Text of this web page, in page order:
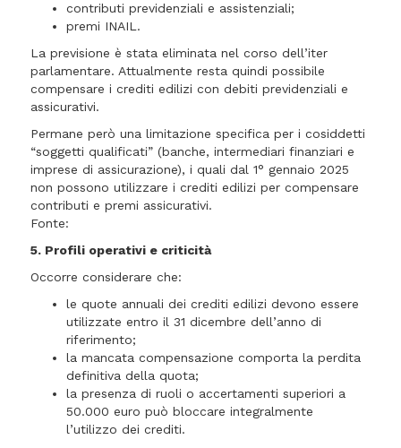
contributi previdenziali e assistenziali;
premi INAIL.
La previsione è stata eliminata nel corso dell’iter
parlamentare. Attualmente resta quindi possibile
compensare i crediti edilizi con debiti previdenziali e
assicurativi.
Permane però una limitazione specifica per i cosiddetti
“soggetti qualificati” (banche, intermediari finanziari e
imprese di assicurazione), i quali dal 1° gennaio 2025
non possono utilizzare i crediti edilizi per compensare
contributi e premi assicurativi.
Fonte:
5. Profili operativi e criticità
Occorre considerare che:
le quote annuali dei crediti edilizi devono essere
utilizzate entro il 31 dicembre dell’anno di
riferimento;
la mancata compensazione comporta la perdita
definitiva della quota;
la presenza di ruoli o accertamenti superiori a
50.000 euro può bloccare integralmente
l’utilizzo dei crediti.